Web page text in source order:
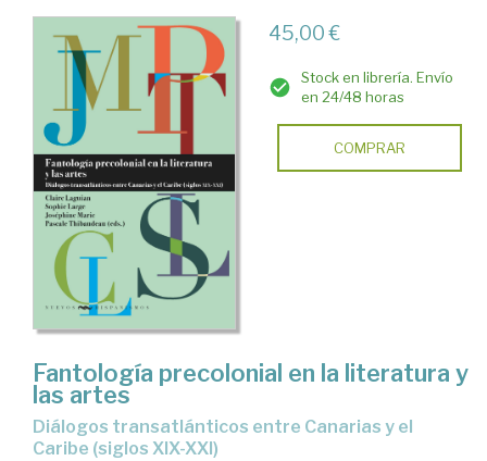
45,00 €
Stock en librería. Envío
en 24/48 horas
COMPRAR
Fantología precolonial en la literatura y
las artes
Diálogos transatlánticos entre Canarias y el
Caribe (siglos XIX-XXI)